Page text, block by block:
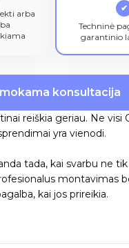
arba
✔
Techninė
garantinio
konsultacija
reiškia geriau. Ne visi
yra vienodi.
tada, kai svarbu ne
montavimas
kai jos prireikia.